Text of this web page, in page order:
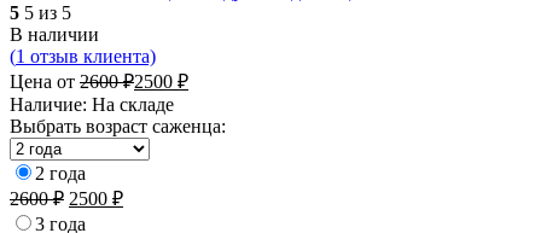
5 5 из 5
В наличии
(1 отзыв клиента)
Цена от 2600₽2500 ₽
Наличие: На складе
Выбрать возраст саженца:
2 года
2600₽ 2500 ₽
3 года